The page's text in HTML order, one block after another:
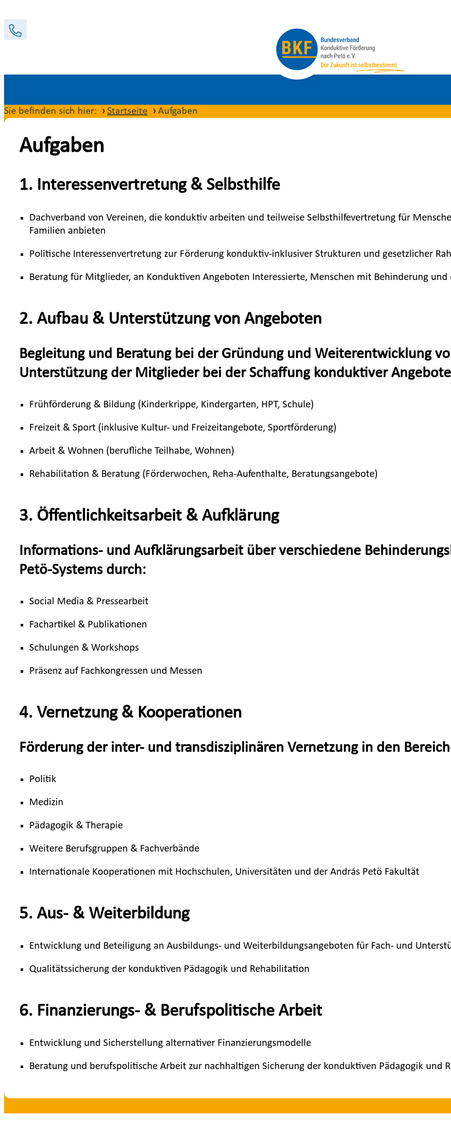
Sie befinden sich hier: Startseite Aufgaben
Aufgaben
1. Interessenvertretung & Selbsthilfe
Dachverband von Vereinen, die konduktiv arbeiten und teilweise Selbsthilfevertretung für
Familien anbieten
Politische Interessenvertretung zur Förderung konduktiv-inklusiver Strukturen und gesetzlicher
Beratung für Mitglieder, an Konduktiven Angeboten Interessierte, Menschen mit Behinderung
2. Aufbau & Unterstützung von Angeboten
Begleitung und Beratung bei der Gründung und Weiterentwicklung
Unterstützung der Mitglieder bei der Schaffung konduktiver
Frühförderung & Bildung (Kinderkrippe, Kindergarten, HPT, Schule)
Freizeit & Sport (inklusive Kultur- und Freizeitangebote, Sportförderung)
Arbeit & Wohnen (berufliche Teilhabe, Wohnen)
Rehabilitation & Beratung (Förderwochen, Reha-Aufenthalte, Beratungsangebote)
3. Öffentlichkeitsarbeit & Aufklärung
Informations- und Aufklärungsarbeit über verschiedene
Petö-Systems durch:
Social Media & Pressearbeit
Fachartikel & Publikationen
Schulungen & Workshops
Präsenz auf Fachkongressen und Messen
4. Vernetzung & Kooperationen
Förderung der inter- und transdisziplinären Vernetzung in den
Politik
Medizin
Pädagogik & Therapie
Weitere Berufsgruppen & Fachverbände
Internationale Kooperationen mit Hochschulen, Universitäten und der András Petö Fakultät
5. Aus- & Weiterbildung
Entwicklung und Beteiligung an Ausbildungs- und Weiterbildungsangeboten für Fach- und
Qualitätssicherung der konduktiven Pädagogik und Rehabilitation
6. Finanzierungs- & Berufspolitische Arbeit
Entwicklung und Sicherstellung alternativer Finanzierungsmodelle
Beratung und berufspolitische Arbeit zur nachhaltigen Sicherung der konduktiven Pädagogik und